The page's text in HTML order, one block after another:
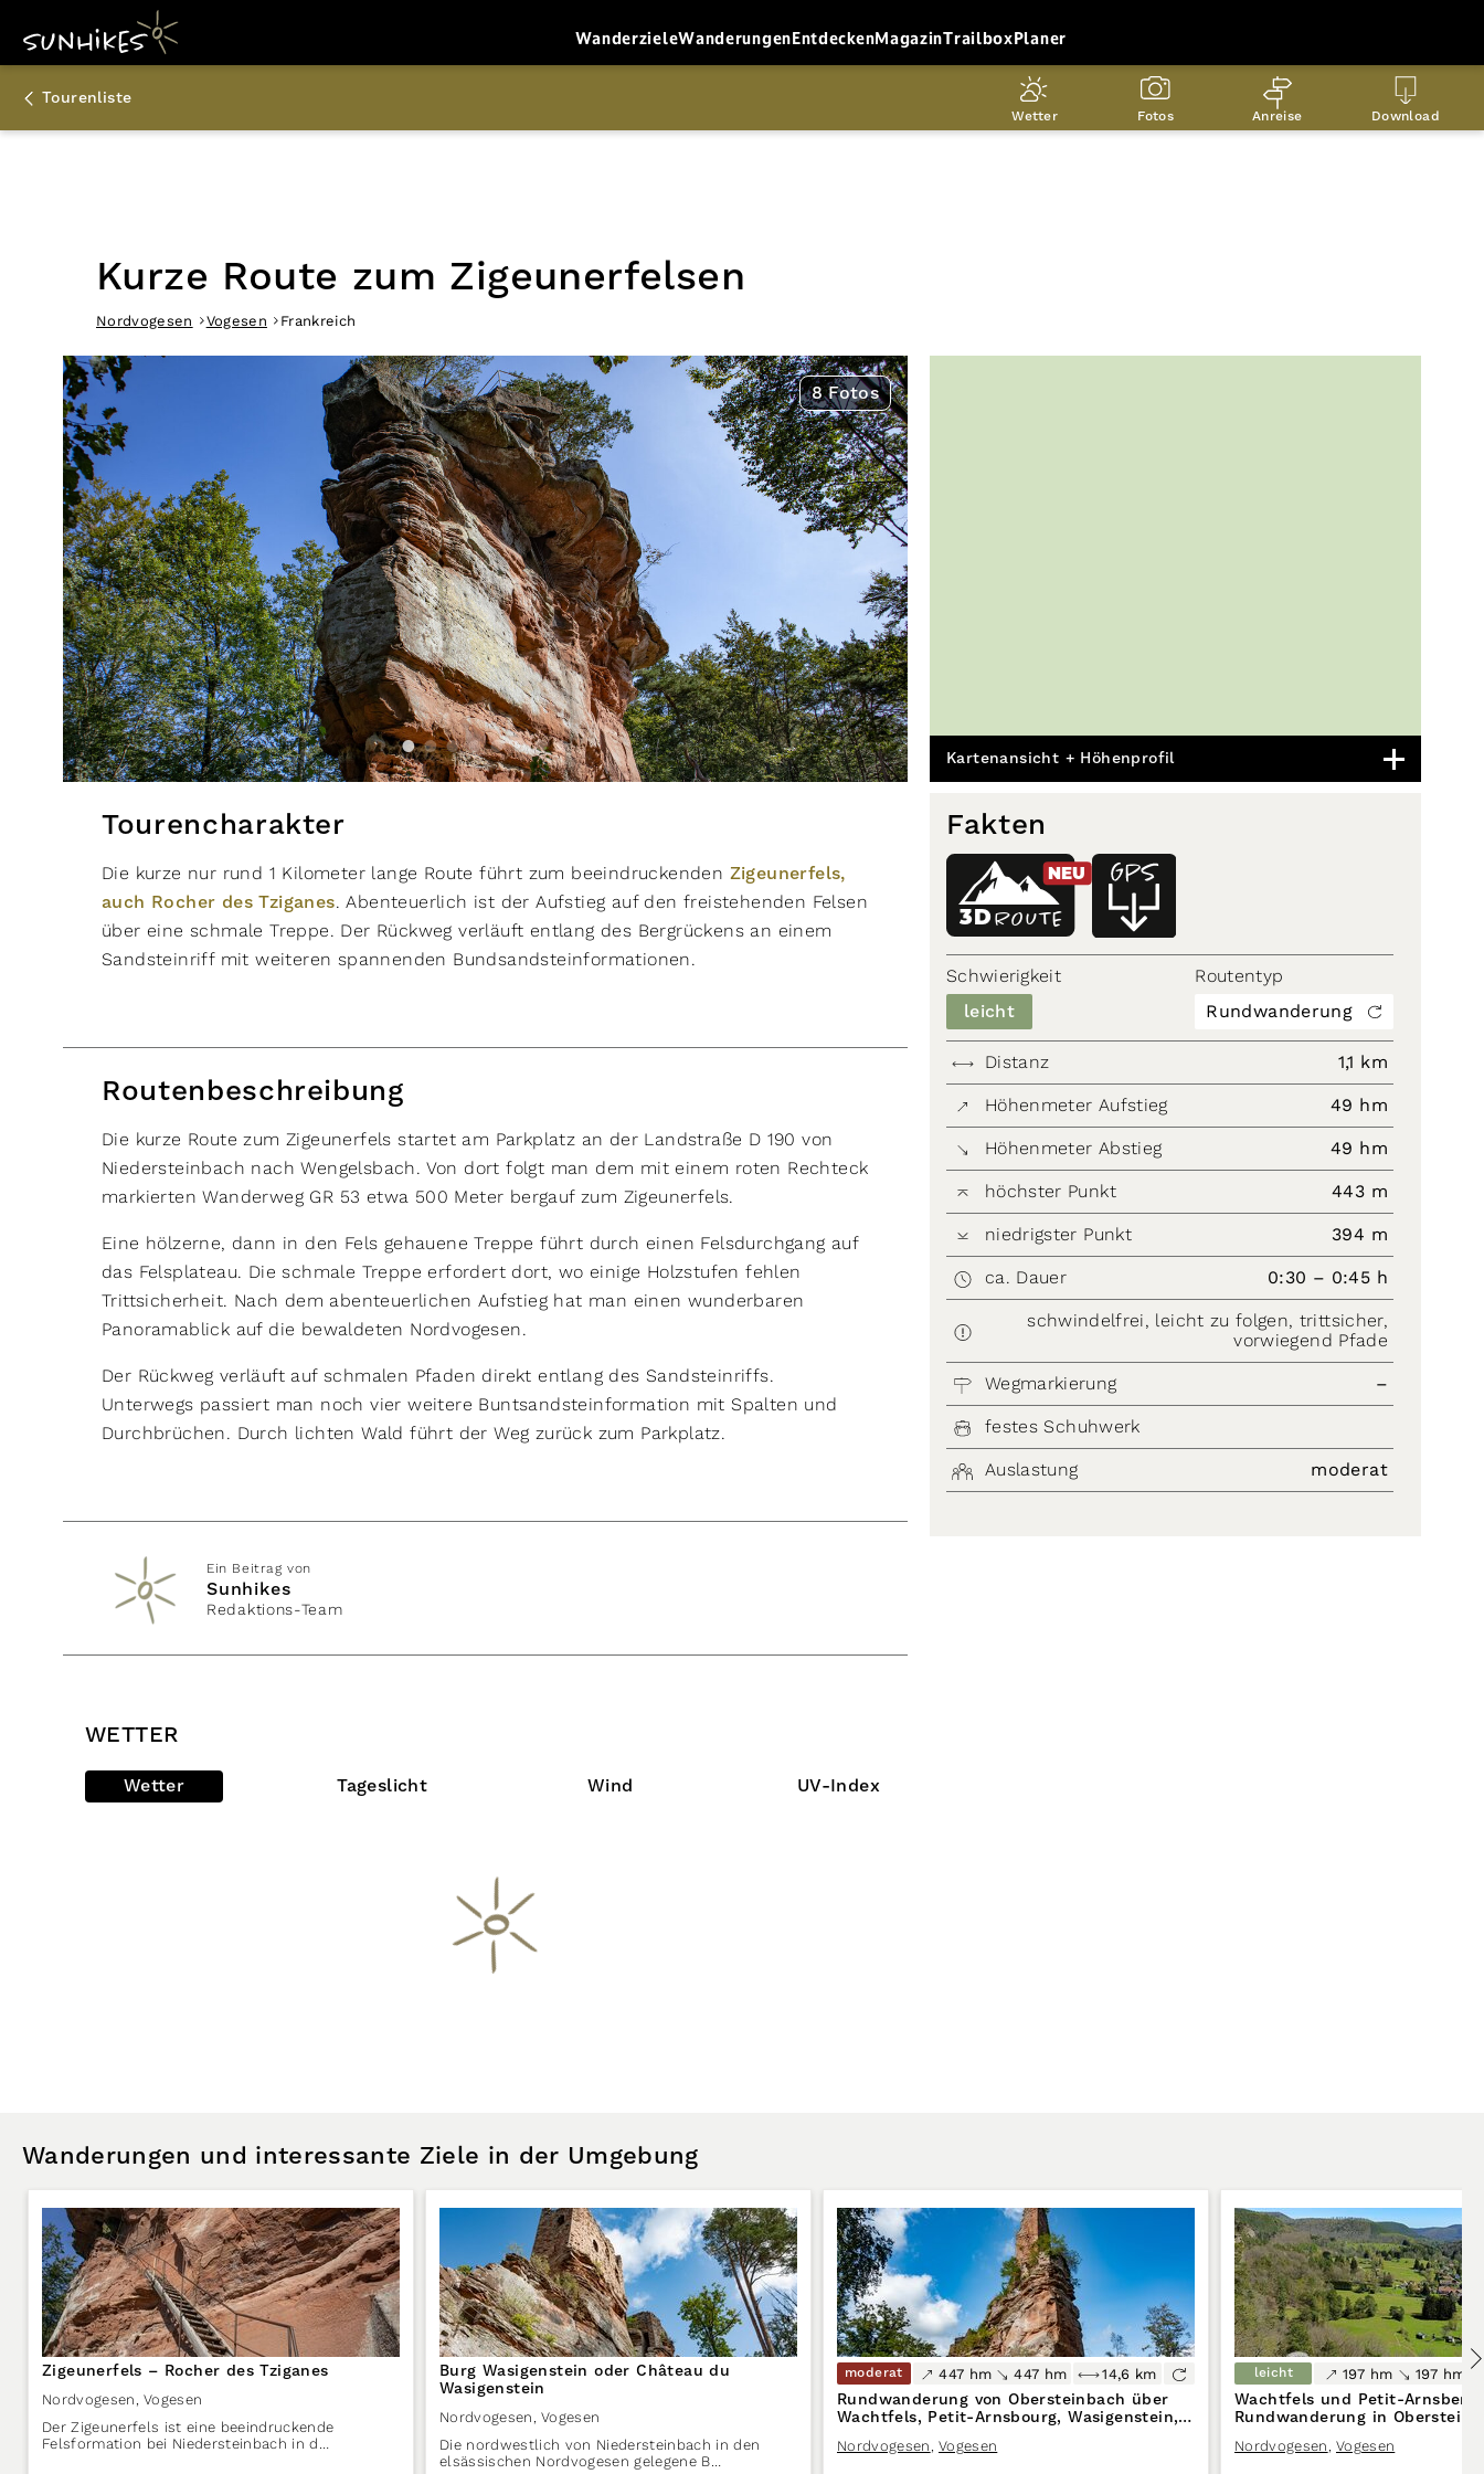
WanderzieleWanderungenEntdeckenMagazinTrailboxPlaner
Tourenliste
Wetter Fotos Anreise Download
Kurze Route zum Zigeunerfelsen
Nordvogesen Vogesen Frankreich
8 Fotos
Kartenansicht + Höhenprofil
Tourencharakter
Die kurze nur rund 1 Kilometer lange Route führt zum beeindruckenden Zigeunerfels,
auch Rocher des Tziganes. Abenteuerlich ist der Aufstieg auf den freistehenden Felsen
über eine schmale Treppe. Der Rückweg verläuft entlang des Bergrückens an einem
Sandsteinriff mit weiteren spannenden Bundsandsteinformationen.
Routenbeschreibung
Die kurze Route zum Zigeunerfels startet am Parkplatz an der Landstraße D 190 von
Niedersteinbach nach Wengelsbach. Von dort folgt man dem mit einem roten Rechteck
markierten Wanderweg GR 53 etwa 500 Meter bergauf zum Zigeunerfels.
Eine hölzerne, dann in den Fels gehauene Treppe führt durch einen Felsdurchgang auf
das Felsplateau. Die schmale Treppe erfordert dort, wo einige Holzstufen fehlen
Trittsicherheit. Nach dem abenteuerlichen Aufstieg hat man einen wunderbaren
Panoramablick auf die bewaldeten Nordvogesen.
Der Rückweg verläuft auf schmalen Pfaden direkt entlang des Sandsteinriffs.
Unterwegs passiert man noch vier weitere Buntsandsteinformation mit Spalten und
Durchbrüchen. Durch lichten Wald führt der Weg zurück zum Parkplatz.
Ein Beitrag von
Sunhikes
Redaktions-Team
WETTER
Wetter Tageslicht Wind UV-Index
Fakten
ROUTE
3D
NEU
Schwierigkeit
leicht
Routentyp
Rundwanderung
Distanz 1,1 km
Höhenmeter Aufstieg 49 hm
Höhenmeter Abstieg 49 hm
höchster Punkt 443 m
niedrigster Punkt 394 m
ca. Dauer 0:30 – 0:45 h
schwindelfrei, leicht zu folgen, trittsicher,
vorwiegend Pfade
Wegmarkierung –
festes Schuhwerk
Auslastung moderat
Wanderungen und interessante Ziele in der Umgebung
Zigeunerfels – Rocher des Tziganes
Nordvogesen , Vogesen
Der Zigeunerfels ist eine beeindruckende
Felsformation bei Niedersteinbach in d…
Burg Wasigenstein oder Château du
Wasigenstein
Nordvogesen , Vogesen
Die nordwestlich von Niedersteinbach in den
elsässischen Nordvogesen gelegene B…
moderat 447 hm 447 hm 14,6 km
Rundwanderung von Obersteinbach über
Wachtfels, Petit-Arnsbourg, Wasigenstein,
Zigeunerfels zur Froensbourg
Nordvogesen , Vogesen
leicht 197 hm 197 hm
Wachtfels und Petit-Arnsberg
Rundwanderung in
Nordvogesen , Vogesen